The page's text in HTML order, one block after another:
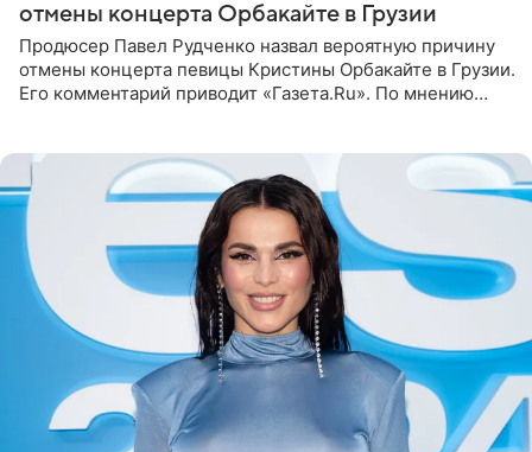
отмены концерта Орбакайте в Грузии
Продюсер Павел Рудченко назвал вероятную причину
отмены концерта певицы Кристины Орбакайте в Грузии.
Его комментарий приводит «Газета.Ru». По мнению